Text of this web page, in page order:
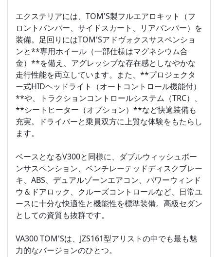
エクステリアには、TOM'S製フルエアロキット（フ
ロントバンパー、サイドスカート、リアバンパー）を
装備。足回りにはTOM'Sアドヴォクスサスペンショ
ンと**専用ホイール（一部仕様はマグネシウム合
金）**を備え、アグレッシブな存在感としなやかな
走行性能を両立しています。また、**プロジェクタ
ー式HIDヘッドライト（オートコントロール機能付）
**や、トラクションコントロールシステム（TRC）、
**シートヒーター（オプション）**など快適装備も
充実。ドライバーと乗員双方に上質な体験をもたらし
ます。
ベースとなるV300と同様に、ダブルウィッシュボー
ンサスペンション、ベンチレーテッドディスクブレー
キ、ABS、デュアルゾーンエアコン、パワーウィンド
ウ＆ドアロック、クルーズコントロールなど、日常ユ
ースに十分な快適性と機能性を標準装備。高級セダン
としての資質も抜群です。
VA300 TOM'Sは、JZS161型アリストの中でも最も魅
力的なバージョンのひとつ。